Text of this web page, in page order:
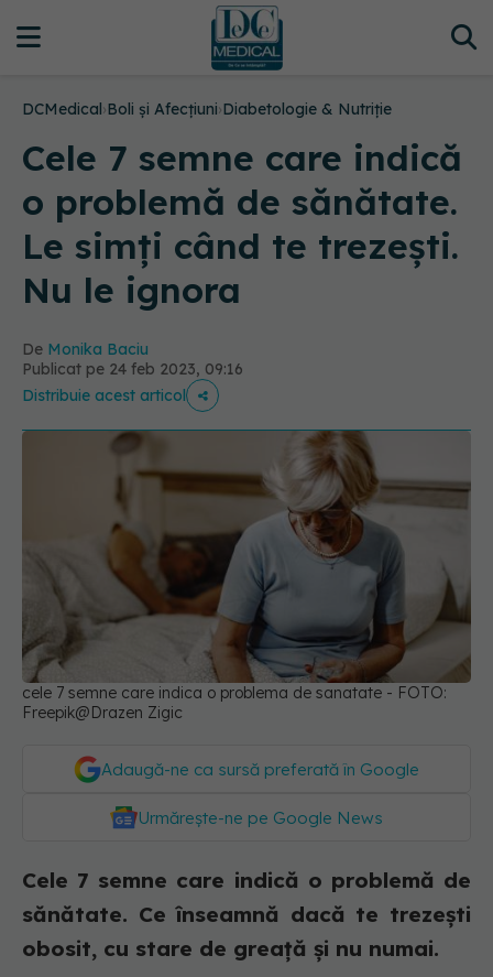
DCMedical›Boli și Afecțiuni›Diabetologie & Nutriție
Cele 7 semne care indică
o problemă de sănătate.
Le simți când te trezești.
Nu le ignora
De Monika Baciu
Publicat pe 24 feb 2023, 09:16
Distribuie acest articol
cele 7 semne care indica o problema de sanatate - FOTO:
Freepik@Drazen Zigic
Adaugă-ne ca sursă preferată în Google
Urmărește-ne pe Google News
Cele 7 semne care indică o problemă de
sănătate. Ce înseamnă dacă te trezești
obosit, cu stare de greață și nu numai.